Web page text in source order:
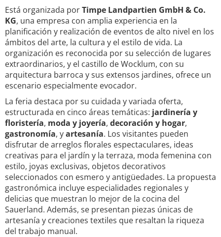
Está organizada porTimpe Landpartien GmbH & Co.
KG, una empresa con amplia experiencia en la
planificación y realización de eventos de alto nivel en los
ámbitos del arte, la cultura y el estilo de vida. La
organización es reconocida por su selección de lugares
extraordinarios, y el castillo de Wocklum, con su
arquitectura barroca y sus extensos jardines, ofrece un
escenario especialmente evocador.
La feria destaca por su cuidada y variada oferta,
estructurada en cinco áreas temáticas: jardinería y
floristería, moda y joyería, decoración y hogar,
gastronomía, yartesanía. Los visitantes pueden
disfrutar de arreglos florales espectaculares, ideas
creativas para el jardín y la terraza, moda femenina con
estilo, joyas exclusivas, objetos decorativos
seleccionados con esmero y antigüedades. La propuesta
gastronómica incluye especialidades regionales y
delicias que muestran lo mejor de la cocina del
Sauerland. Además, se presentan piezas únicas de
artesanía y creaciones textiles que resaltan la riqueza
del trabajo manual.